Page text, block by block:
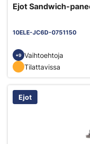
Ejot Sandwich-
10ELE-JC6D-0751150
+9 Vaihtoehtoja
Tilattavissa
Ejot